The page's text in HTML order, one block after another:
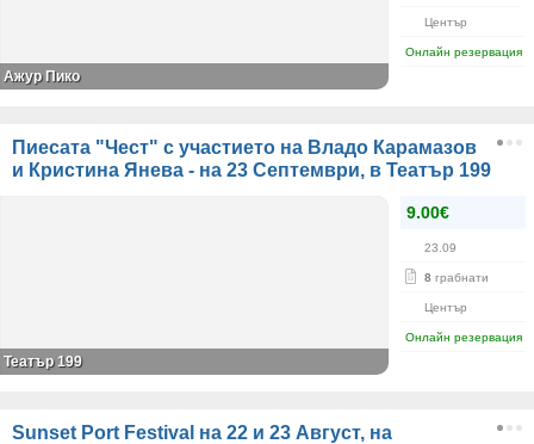
Център
Онлайн резервация
Ажур Пико
Пиесата "Чест" с участието на Владо Карамазов
и Кристина Янева - на 23 Септември, в Театър 199
9.00€
23.09
8 грабнати
Център
Онлайн резервация
Театър 199
Sunset Port Festival на 22 и 23 Август, на